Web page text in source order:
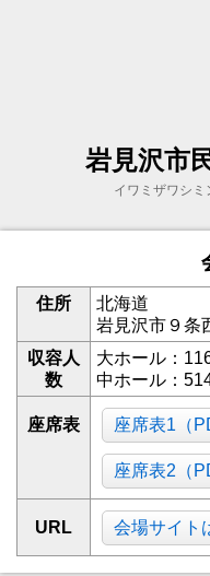
岩見沢市
イワミザワシ
住所
北海道
岩見沢市９条
収容人
数
大ホール：
中ホール：
座席表 座席表1（
座席表2（
URL 会場サイト